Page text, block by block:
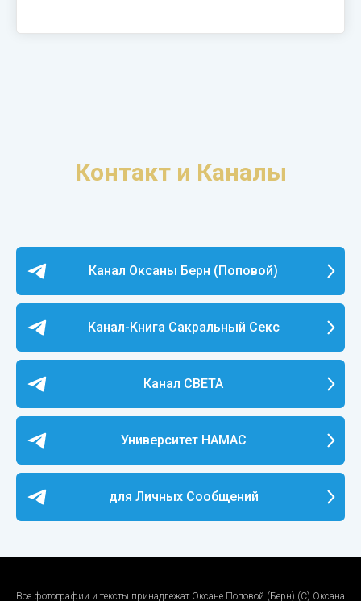
Контакт и Каналы
Канал Оксаны Берн (Поповой)
Канал-Книга Сакральный Секс
Канал СВЕТА
Университет НАМАС
для Личных Сообщений
Все фотографии и тексты принадлежат Оксане Поповой (Берн) (С) Оксана